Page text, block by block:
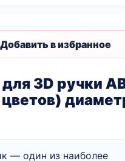
3D ручки
— один из наиболее
Добавить в избранное